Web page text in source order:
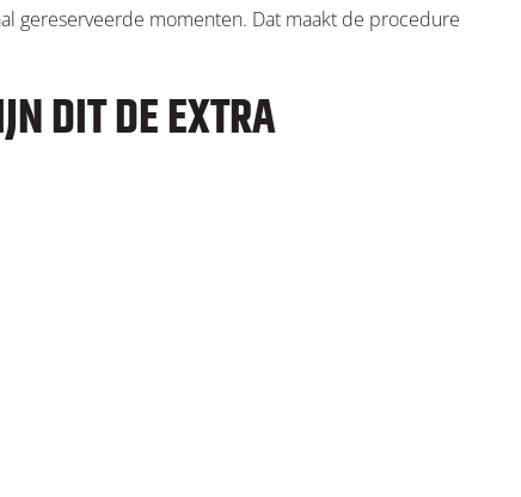
gereserveerde momenten. Dat maakt de procedure
DIT DE EXTRA